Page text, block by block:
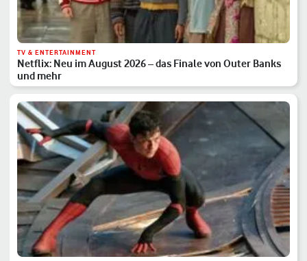
TV & ENTERTAINMENT
Netflix: Neu im August 2026 – das Finale von Outer Banks
und mehr